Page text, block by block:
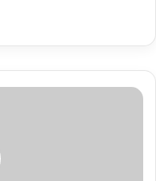
الهند..